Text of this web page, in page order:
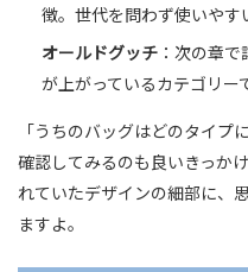
徴。世代を問わず使いやす
オールドグッチ ：次の章
が上がっているカテゴリー
「うちのバッグはどのタイプ
確認してみるのも良いきっか
れていたデザインの細部に、
ますよ。